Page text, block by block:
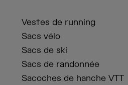
Vestes de running
Sacs vélo
Sacs de ski
Sacs de randonnée
Sacoches de hanche VTT